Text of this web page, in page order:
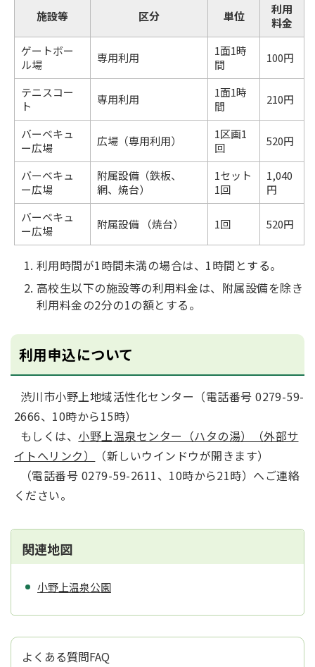
施設等 区分 単位
利用
料金
ゲートボー
ル場
専用利用
1面1時
間
100円
テニスコー
ト
専用利用
1面1時
間
210円
バーベキュ
ー広場
広場（専用利用）
1区画1
回
520円
バーベキュ
ー広場
附属設備（鉄板、
網、焼台）
1セット
1回
1,040
円
バーベキュ
ー広場
附属設備 （焼台） 1回 520円
利用時間が1時間未満の場合は、1時間とする。
高校生以下の施設等の利用料金は、附属設備を除き
利用料金の2分の1の額とする。
利用申込について
渋川市小野上地域活性化センター（電話番号 0279-59-
2666、10時から15時）
もしくは、 小野上温泉センター（ハタの湯）（外部サ
イトへリンク）
（新しいウインドウが開きます）
（電話番号 0279-59-2611、10時から21時）へご連絡
ください。
関連地図
小野上温泉公園
よくある質問FAQ